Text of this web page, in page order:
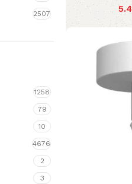
4
12
2
13
2507
1258
79
10
4676
2
3